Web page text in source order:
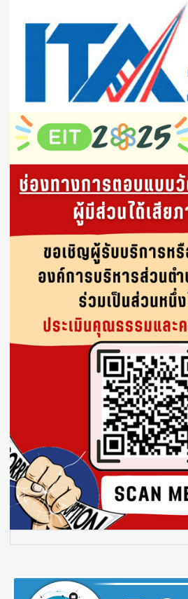
แผนการจัดซื้อจัดจ้าง
ก่อสร้างอาคารเก็บเอกสารอเนกประสง
แผนการจัดซื้อจัดจ้าง